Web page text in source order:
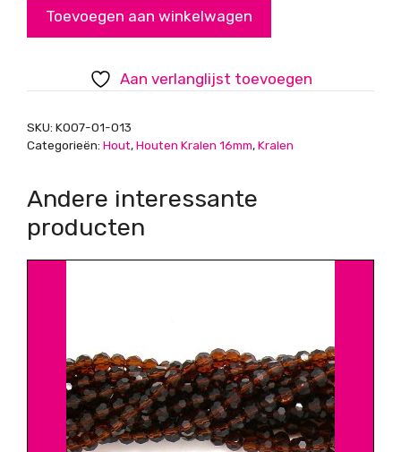
goud,
aantal
Toevoegen aan winkelwagen
Aan verlanglijst toevoegen
SKU: K007-01-013
Categorieën: Hout,Houten Kralen 16mm,Kralen
Andere interessante
producten